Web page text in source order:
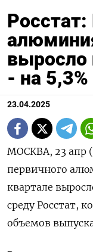
выросло
- на 5,3%
23.04.2025
МОСКВА, 23 апр
первичного
квартале
среду Росстат,
объемов